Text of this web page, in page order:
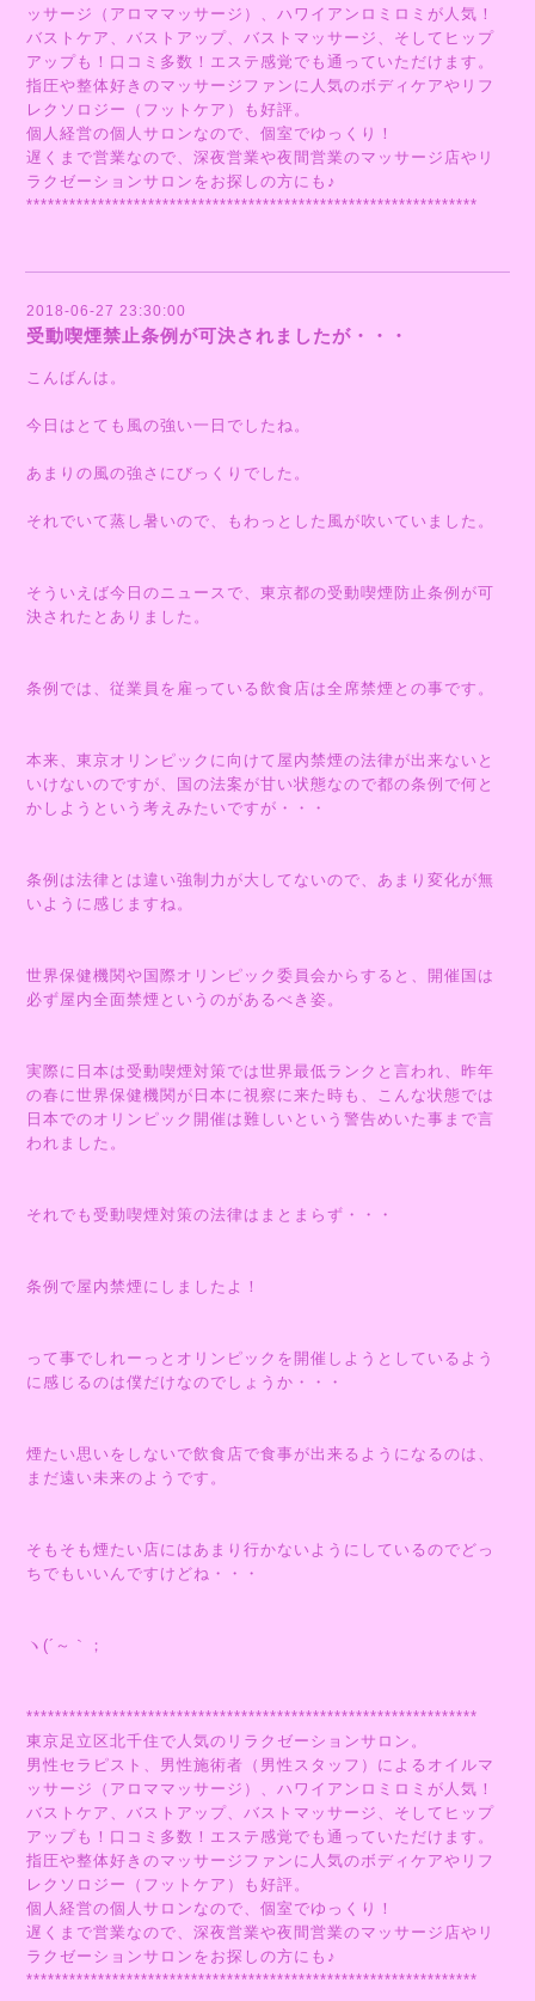
ッサージ（アロママッサージ）、ハワイアンロミロミが人気！
バストケア、バストアップ、バストマッサージ、そしてヒップ
アップも！口コミ多数！エステ感覚でも通っていただけます。
指圧や整体好きのマッサージファンに人気のボディケアやリフ
レクソロジー（フットケア）も好評。
個人経営の個人サロンなので、個室でゆっくり！
遅くまで営業なので、深夜営業や夜間営業のマッサージ店やリ
ラクゼーションサロンをお探しの方にも♪
***************************************************************
2018-06-27 23:30:00
受動喫煙禁止条例が可決されましたが・・・
こんばんは。
今日はとても風の強い一日でしたね。
あまりの風の強さにびっくりでした。
それでいて蒸し暑いので、もわっとした風が吹いていました。
そういえば今日のニュースで、東京都の受動喫煙防止条例が可
決されたとありました。
条例では、従業員を雇っている飲食店は全席禁煙との事です。
本来、東京オリンピックに向けて屋内禁煙の法律が出来ないと
いけないのですが、国の法案が甘い状態なので都の条例で何と
かしようという考えみたいですが・・・
条例は法律とは違い強制力が大してないので、あまり変化が無
いように感じますね。
世界保健機関や国際オリンピック委員会からすると、開催国は
必ず屋内全面禁煙というのがあるべき姿。
実際に日本は受動喫煙対策では世界最低ランクと言われ、昨年
の春に世界保健機関が日本に視察に来た時も、こんな状態では
日本でのオリンピック開催は難しいという警告めいた事まで言
われました。
それでも受動喫煙対策の法律はまとまらず・・・
条例で屋内禁煙にしましたよ！
って事でしれーっとオリンピックを開催しようとしているよう
に感じるのは僕だけなのでしょうか・・・
煙たい思いをしないで飲食店で食事が出来るようになるのは、
まだ遠い未来のようです。
そもそも煙たい店にはあまり行かないようにしているのでどっ
ちでもいいんですけどね・・・
ヽ(´～｀；
***************************************************************
東京足立区北千住で人気のリラクゼーションサロン。
男性セラピスト、男性施術者（男性スタッフ）によるオイルマ
ッサージ（アロママッサージ）、ハワイアンロミロミが人気！
バストケア、バストアップ、バストマッサージ、そしてヒップ
アップも！口コミ多数！エステ感覚でも通っていただけます。
指圧や整体好きのマッサージファンに人気のボディケアやリフ
レクソロジー（フットケア）も好評。
個人経営の個人サロンなので、個室でゆっくり！
遅くまで営業なので、深夜営業や夜間営業のマッサージ店やリ
ラクゼーションサロンをお探しの方にも♪
***************************************************************